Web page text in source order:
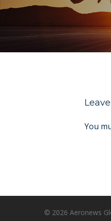
You
© 2026 Aeronews